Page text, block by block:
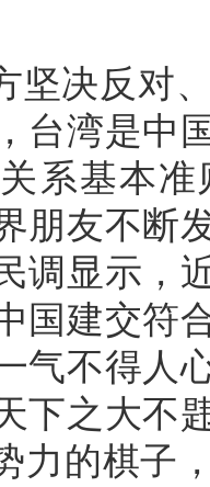
坚决反对
台湾是中
系基本
朋友不断
调显示，
国建交符
气不得人
下之大不
力的棋子